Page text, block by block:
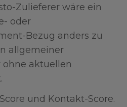
Zulieferer wäre ein
oder
Bezug anders zu
allgemeiner
ohne aktuellen
und Kontakt-Score.